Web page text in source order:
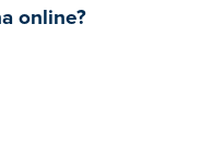
online?